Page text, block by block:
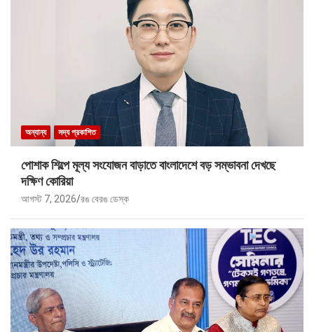
অন্যান্য সদ্য প্রকাশিত
পোশাক শিল্পে মূল্য সংযোজন বাড়াতে বাংলাদেশে বড় সম্ভাবনা দেখছে
দক্ষিণ কোরিয়া
আগস্ট 7, 2026 রঙ বেরঙ ডেস্ক